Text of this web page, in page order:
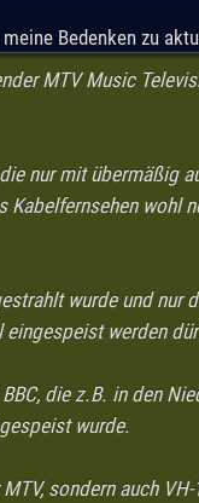
Bedenken zu
MTV Music
nur mit übermäßig
Kabelfernsehen wohl
wurde und nur
werden
die z.B. in den
wurde.
sondern auch